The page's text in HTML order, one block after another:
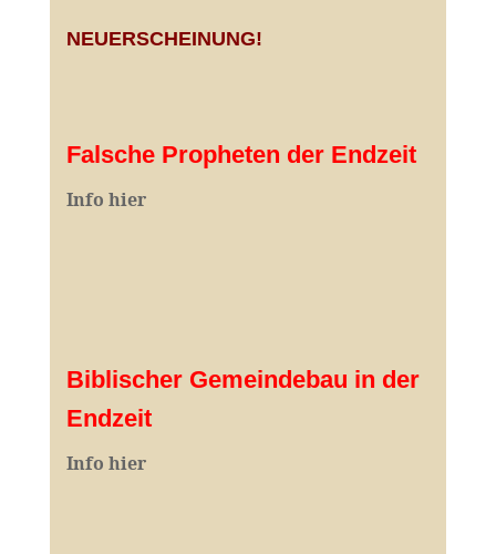
NEUERSCHEINUNG!
Falsche Propheten der Endzeit
Info hier
Biblischer Gemeindebau in der
Endzeit
Info hier